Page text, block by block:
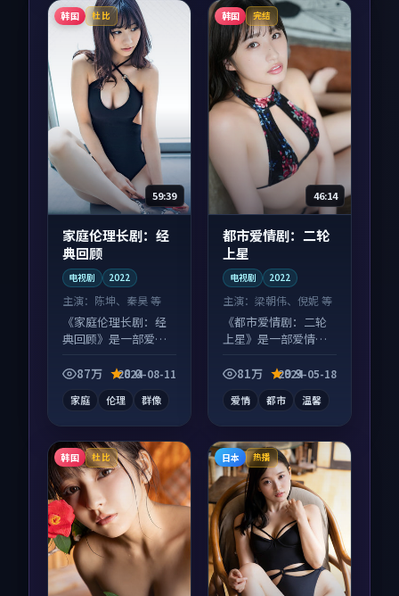
韩国 杜比
59:39
家庭伦理长剧：经
典回顾
电视剧 2022
主演： 陈坤、秦昊 等
《家庭伦理长剧：经
典回顾》是一部爱情
持续发酵，适合周末
87万 8.0
2024-08-11
家庭 伦理 群像
韩国 完结
46:14
都市爱情剧：二轮
上星
电视剧 2022
主演：梁朝伟、倪妮 等
《都市爱情剧：二轮
上星》是一部爱情向
成长为内核，情感戏
81万 9.9
2024-05-18
爱情 都市 温馨
韩国 杜比 日本 热播